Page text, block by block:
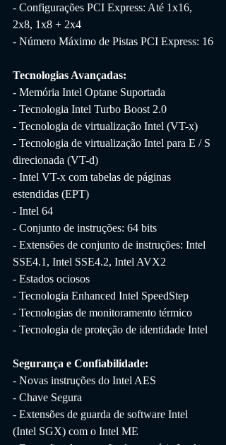
- Configurações PCI Express: Até 1x16,
2x8, 1x8 + 2x4
- Número Máximo de Pistas PCI Express: 16
Tecnologias Avançadas:
- Memória Intel Optane Suportada
- Tecnologia Intel Turbo Boost 2.0
- Tecnologia de virtualização Intel (VT-x)
- Tecnologia de virtualização Intel para E / S
direcionada (VT-d)
- Intel VT-x com tabelas de páginas
estendidas (EPT)
- Intel 64
- Conjunto de instruções: 64 bits
- Extensões de conjunto de instruções: Intel
SSE4.1, Intel SSE4.2, Intel AVX2
- Estados ociosos
- Tecnologia Enhanced Intel SpeedStep
- Tecnologias de monitoramento térmico
- Tecnologia de proteção de identidade Intel
Segurança e Confiabilidade:
- Novas instruções do Intel AES
- Chave Segura
- Extensões de guarda de software Intel
(Intel SGX) com o Intel ME